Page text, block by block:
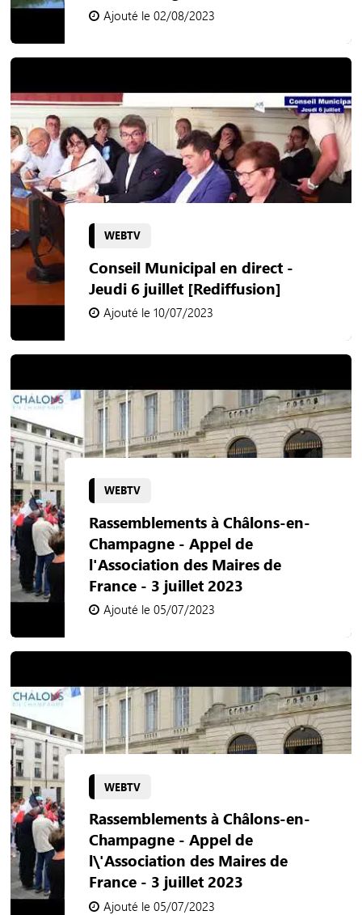
Ajouté le 02/08/2023
WEBTV
Conseil Municipal en direct -
Jeudi 6 juillet [Rediffusion]
Ajouté le 10/07/2023
WEBTV
Rassemblements à Châlons-en-
Champagne - Appel de
l'Association des Maires de
France - 3 juillet 2023
Ajouté le 05/07/2023
WEBTV
Rassemblements à Châlons-en-
Champagne - Appel de
l\'Association des Maires de
France - 3 juillet 2023
Ajouté le 05/07/2023